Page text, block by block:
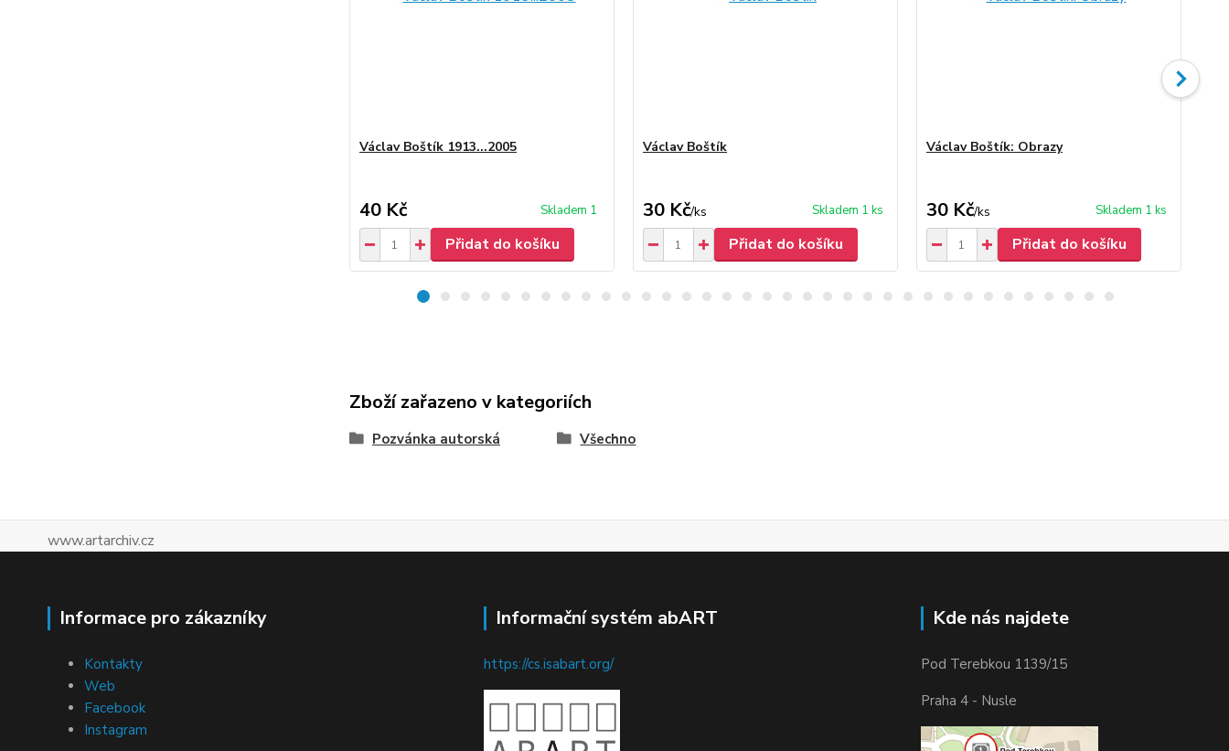
Václav Boštík 1913...2005
40 Kč Skladem 1
Přidat do košíku
Václav Boštík
30 Kč/ks Skladem 1 ks
Přidat do košíku
Václav Boštík: Obrazy
30 Kč/ks Skladem 1 ks
Přidat do košíku
Zboží zařazeno v kategoriích
Pozvánka autorská Všechno
www.artarchiv.cz
Informace pro zákazníky
Kontakty
Web
Facebook
Instagram
Informační systém abART
https://cs.isabart.org/
Kde nás najdete
Pod Terebkou 1139/15
Praha 4 - Nusle